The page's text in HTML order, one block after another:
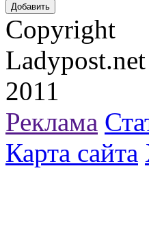
Copyright
Ladypost.net
2011
Реклама
Карта сайта